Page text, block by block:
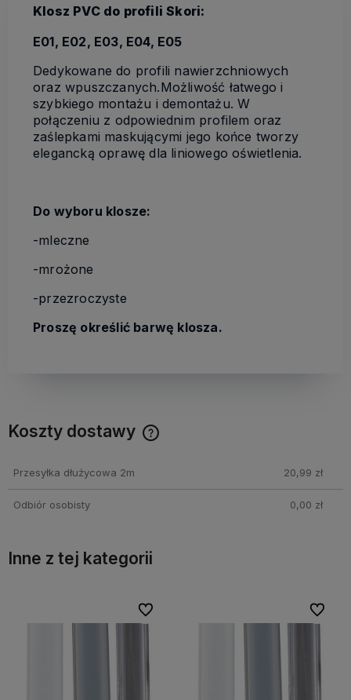
Klosz PVC do profili Skori:
E01, E02, E03, E04, E05
Dedykowane do profili nawierzchniowych
oraz wpuszczanych.Możliwość łatwego i
szybkiego montażu i demontażu. W
połączeniu z odpowiednim profilem oraz
zaślepkami maskującymi jego końce tworzy
elegancką oprawę dla liniowego oświetlenia.
Do wyboru klosze:
-mleczne
-mrożone
-przezroczyste
Proszę określić barwę klosza.
Koszty dostawy
Przesyłka dłużycowa 2m 20,99 zł
Odbiór osobisty 0,00 zł
Inne z tej kategorii
Do ulubionych
Do ulubionych Do
Do